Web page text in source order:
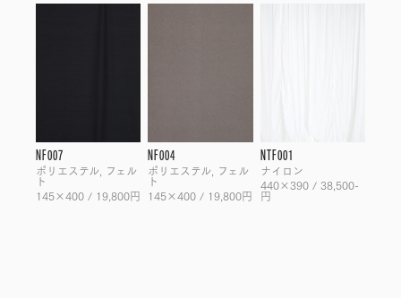
NF007
ポリエステル, フェル
ト
145×400 / 19,800円
NF004
ポリエステル, フェル
ト
145×400 / 19,800円
NTF001
ナイロン
440×390 / 38,500-
円